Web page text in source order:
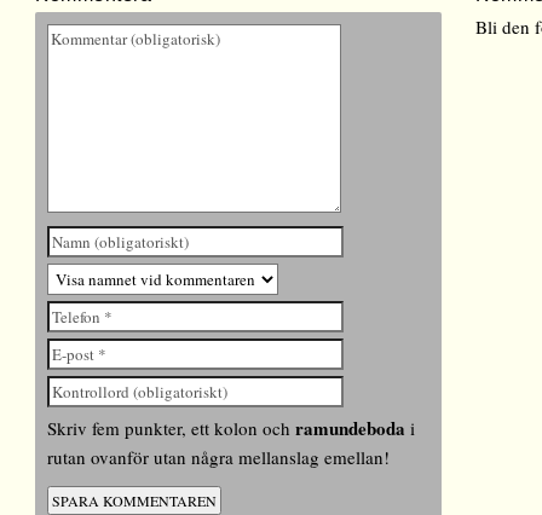
Skriv fem punkter, ett kolon ochramundeboda i
rutan ovanför utan några mellanslag emellan!
Bli den